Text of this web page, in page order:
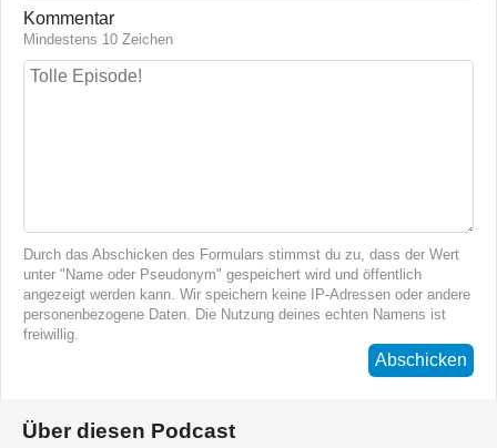
Kommentar
Mindestens 10 Zeichen
Durch das Abschicken des Formulars stimmst du zu, dass der Wert
unter "Name oder Pseudonym" gespeichert wird und öffentlich
angezeigt werden kann. Wir speichern keine IP-Adressen oder andere
personenbezogene Daten. Die Nutzung deines echten Namens ist
freiwillig.
Abschicken
Über diesen Podcast